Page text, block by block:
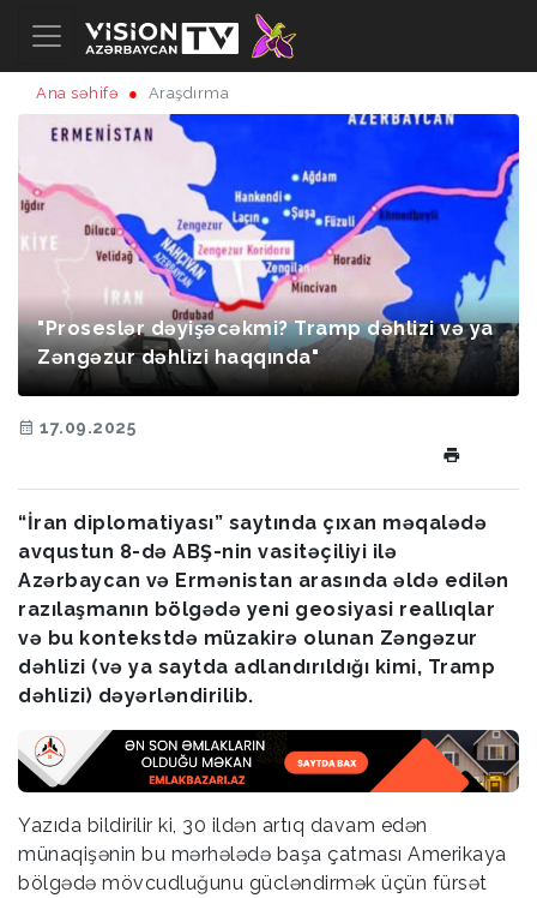
Ana səhifə Araşdırma
"Proseslər dəyişəcəkmi? Tramp dəhlizi və ya
Zəngəzur dəhlizi haqqında"
17.09.2025
“İran diplomatiyası” saytında çıxan məqalədə
avqustun 8-də ABŞ-nin vasitəçiliyi ilə
Azərbaycan və Ermənistan arasında əldə edilən
razılaşmanın bölgədə yeni geosiyasi reallıqlar
və bu kontekstdə müzakirə olunan Zəngəzur
dəhlizi (və ya saytda adlandırıldığı kimi, Tramp
dəhlizi) dəyərləndirilib.
Yazıda bildirilir ki, 30 ildən artıq davam edən
münaqişənin bu mərhələdə başa çatması Amerikaya
bölgədə mövcudluğunu gücləndirmək üçün fürsət